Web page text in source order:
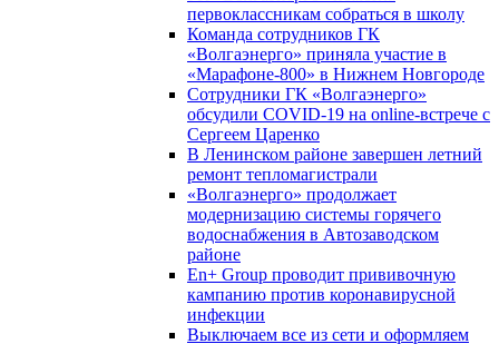
первоклассникам собраться в школу
Команда сотрудников ГК
«Волгаэнерго» приняла участие в
«Марафоне-800» в Нижнем Новгороде
Сотрудники ГК «Волгаэнерго»
обсудили COVID-19 на online-встрече с
Сергеем Царенко
В Ленинском районе завершен летний
ремонт тепломагистрали
«Волгаэнерго» продолжает
модернизацию системы горячего
водоснабжения в Автозаводском
районе
En+ Group проводит прививочную
кампанию против коронавирусной
инфекции
Выключаем все из сети и оформляем